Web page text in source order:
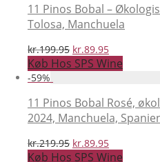
kr.2,748.00.
11 Pinos Bobal –
Tolosa, Manchuela
kr.199.95 Den
oprindelige
pris
kr.199.95.
kr.89.95Den
aktuelle
pris
kr.89.95.
Køb Hos SPS Wine
-59%
11 Pinos Bobal Rosé,
2024, Manchuela,
kr.219.95 Den
oprindelige
kr.89.95Den
aktuelle
Køb Hos SPS Wine